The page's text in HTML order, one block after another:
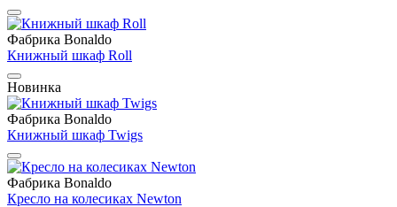
Фабрика Bonaldo
Книжный шкаф Roll
Новинка
Фабрика Bonaldo
Книжный шкаф Twigs
Фабрика Bonaldo
Кресло на колесиках Newton